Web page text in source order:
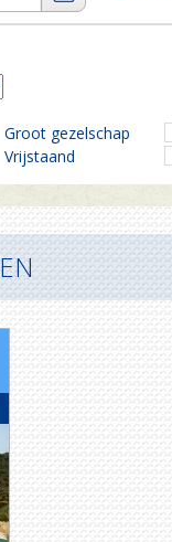
Groot gezelschap
Vrijstaand